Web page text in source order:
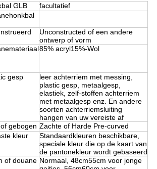
GLB
facultatief
Unconstructed of een andere
ontwerp of vorm
85% acryl15%-Wol
gesp
leer achterriem met messing,
plastic gesp, metaalgesp,
elastiek, zelf-stoffen achterriem
met metaalgesp enz. En andere
soorten achterriemsluiting
hangen van uw vereiste af
gebogen Zachte of Harde Pre-curved
kleur
Standaardkleuren beschikbare,
speciale kleur die op de kaart van
de pantonekleur wordt gebaseerd
of douane Normaal, 48cm55cm voor jonge